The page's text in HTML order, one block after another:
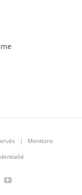
| Mentions
YouTube